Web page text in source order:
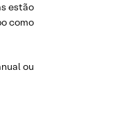
estão
como
ou